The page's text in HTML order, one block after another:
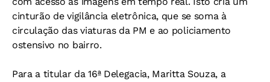
cinturão de vigilância eletrônica, que se soma à
circulação das viaturas da PM e ao policiamento
ostensivo no bairro.
Para a titular da 16ª Delegacia, Maritta Souza, a